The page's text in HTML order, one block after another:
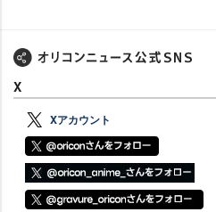
X
Xアカウント